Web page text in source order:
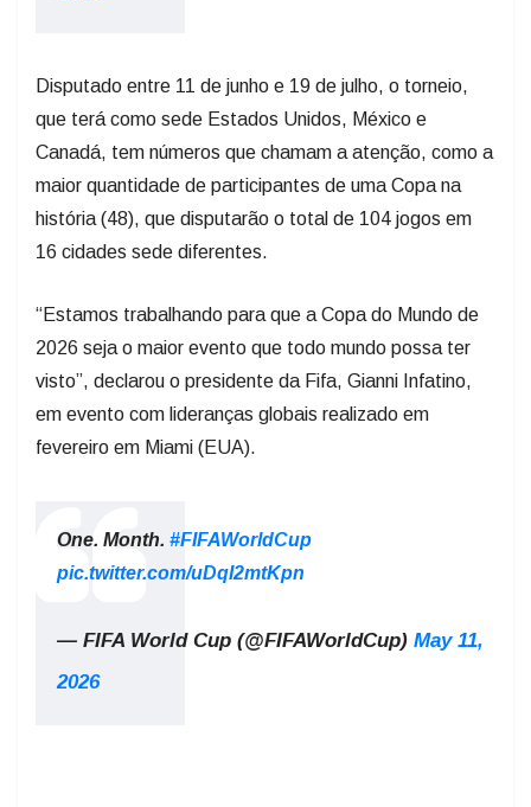
Disputado entre 11 de junho e 19 de julho, o torneio,
que terá como sede Estados Unidos, México e
Canadá, tem números que chamam a atenção, como a
maior quantidade de participantes de uma Copa na
história (48), que disputarão o total de 104 jogos em
16 cidades sede diferentes.
“Estamos trabalhando para que a Copa do Mundo de
2026 seja o maior evento que todo mundo possa ter
visto”, declarou o presidente da Fifa, Gianni Infatino,
em evento com lideranças globais realizado em
fevereiro em Miami (EUA).
One. Month. #FIFAWorldCup
pic.twitter.com/uDqI2mtKpn
— FIFA World Cup (@FIFAWorldCup) May 11,
2026